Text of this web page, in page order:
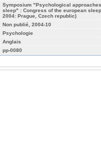
Symposium "Psychological
sleep" : Congress of the european
2004: Prague, Czech republic)
Non publié, 2004-10
Psychologie
Anglais
pp-0080